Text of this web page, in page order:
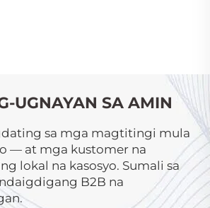
UGNAYAN SA AMIN
sa mga magtitingi mula
— at mga kustomer na
lokal na kasosyo. Sumali sa
B2B na